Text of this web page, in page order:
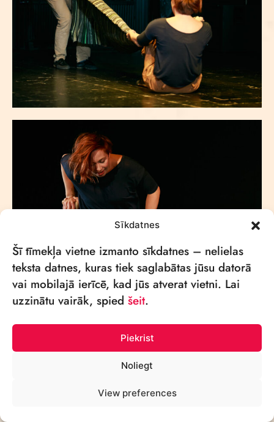
Sīkdatnes
Šī tīmekļa vietne izmanto sīkdatnes – nelielas
teksta datnes, kuras tiek saglabātas jūsu datorā
vai mobilajā ierīcē, kad jūs atverat vietni. Lai
uzzinātu vairāk, spied šeit.
Piekrist
Noliegt
View preferences